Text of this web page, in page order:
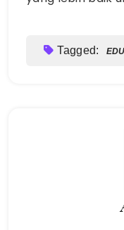
Tagged: